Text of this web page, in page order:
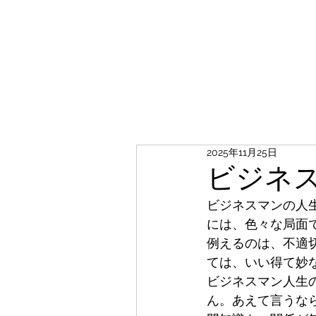
ビジネ
2025年11月25日
ビジネスマンの人
には、色々な局面
例えるのは、不適
ては、いい得て妙
ビジネスマン人生
ん。あえて言うな